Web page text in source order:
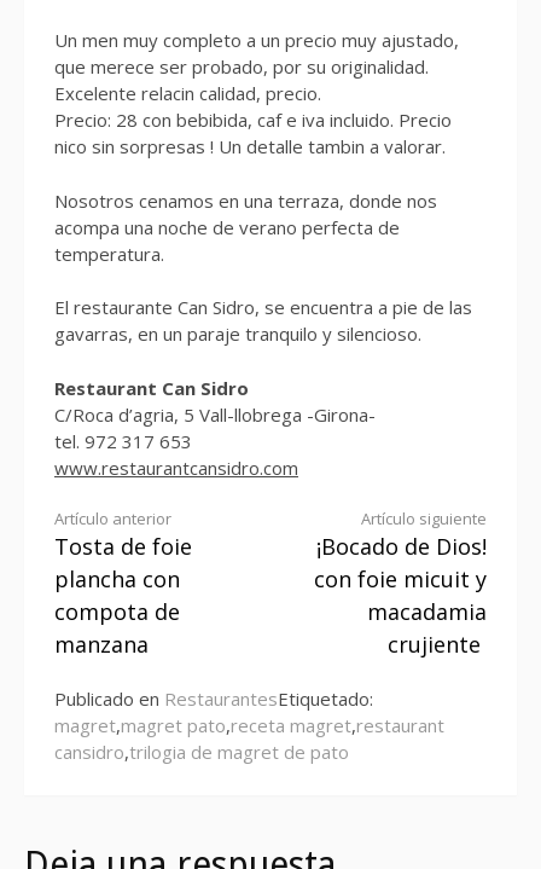
Un men muy completo a un precio muy ajustado,
que merece ser probado, por su originalidad.
Excelente relacin calidad, precio.
Precio: 28 con bebibida, caf e iva incluido. Precio
nico sin sorpresas ! Un detalle tambin a valorar.
Nosotros cenamos en una terraza, donde nos
acompa una noche de verano perfecta de
temperatura.
El restaurante Can Sidro, se encuentra a pie de las
gavarras, en un paraje tranquilo y silencioso.
Restaurant Can Sidro
C/Roca d’agria, 5 Vall-llobrega -Girona-
tel. 972 317 653
www.restaurantcansidro.com
Seguir
leyendo
Artículo anterior
Tosta de foie
plancha con
compota de
manzana
Artículo siguiente
¡Bocado de Dios!
con foie micuit y
macadamia
crujiente
Publicado en RestaurantesEtiquetado:
magret,magret pato,receta magret,restaurant
cansidro,trilogia de magret de pato